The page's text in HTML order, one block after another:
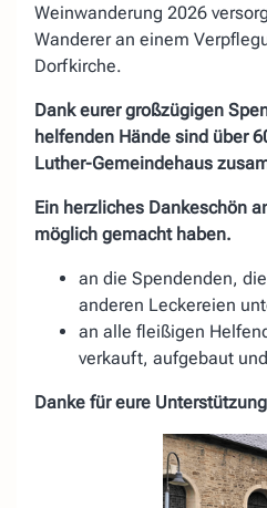
Weinwanderung 2026
Wanderer an einem
Dorfkirche.
Dank eurer großzügigen
helfenden Hände sind über
Luther-Gemeindehaus
Ein herzliches Dankeschön
möglich gemacht haben.
an die Spendenden,
anderen Leckereien
an alle fleißigen
verkauft, aufgebaut
Danke für eure